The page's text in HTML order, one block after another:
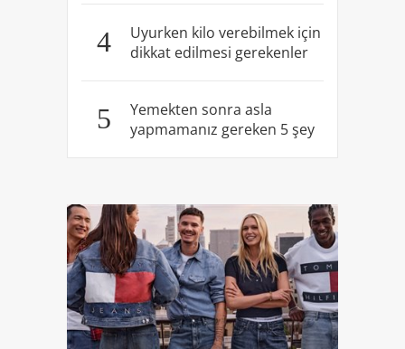
4
Uyurken kilo verebilmek için
dikkat edilmesi gerekenler
5
Yemekten sonra asla
yapmamanız gereken 5 şey